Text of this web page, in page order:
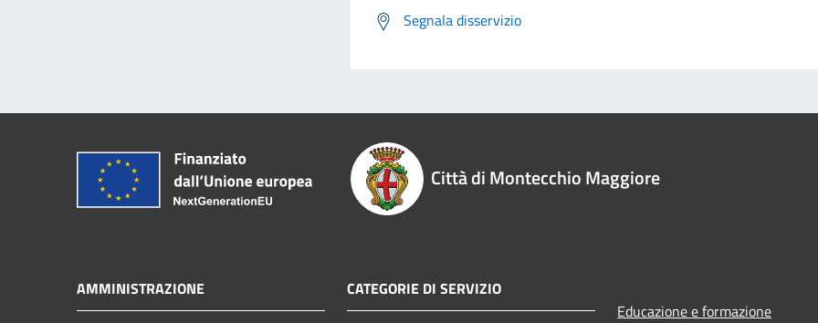
Segnala disservizio
Città di Montecchio Maggiore
AMMINISTRAZIONE CATEGORIE DI SERVIZIO
Educazione e formazione